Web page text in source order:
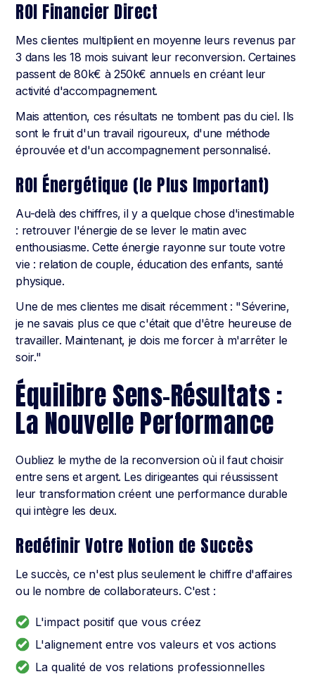
ROI Financier Direct
Mes clientes multiplient en moyenne leurs revenus par
3 dans les 18 mois suivant leur reconversion. Certaines
passent de 80k€ à 250k€ annuels en créant leur
activité d'accompagnement.
Mais attention, ces résultats ne tombent pas du ciel. Ils
sont le fruit d'un travail rigoureux, d'une méthode
éprouvée et d'un accompagnement personnalisé.
ROI Énergétique (le Plus Important)
Au-delà des chiffres, il y a quelque chose d'inestimable
: retrouver l'énergie de se lever le matin avec
enthousiasme. Cette énergie rayonne sur toute votre
vie : relation de couple, éducation des enfants, santé
physique.
Une de mes clientes me disait récemment : "Séverine,
je ne savais plus ce que c'était que d'être heureuse de
travailler. Maintenant, je dois me forcer à m'arrêter le
soir."
Équilibre Sens-Résultats :
La Nouvelle Performance
Oubliez le mythe de la reconversion où il faut choisir
entre sens et argent. Les dirigeantes qui réussissent
leur transformation créent une performance durable
qui intègre les deux.
Redéfinir Votre Notion de Succès
Le succès, ce n'est plus seulement le chiffre d'affaires
ou le nombre de collaborateurs. C'est :
L'impact positif que vous créez
L'alignement entre vos valeurs et vos actions
La qualité de vos relations professionnelles